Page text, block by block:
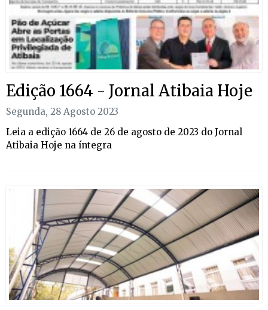
Edição 1664 - Jornal Atibaia Hoje​
Segunda, 28 Agosto 2023
Leia a edição 1664 de 26 de agosto de 2023 do Jornal
Atibaia Hoje na íntegra